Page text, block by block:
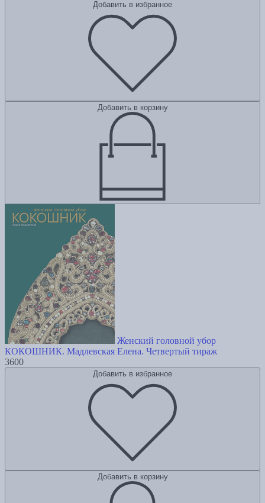
Добавить в избранное
Добавить в корзину
Женский головной убор
КОКОШНИК. Мадлевская Елена. Четвертый тираж
3600
Добавить в избранное
Добавить в корзину